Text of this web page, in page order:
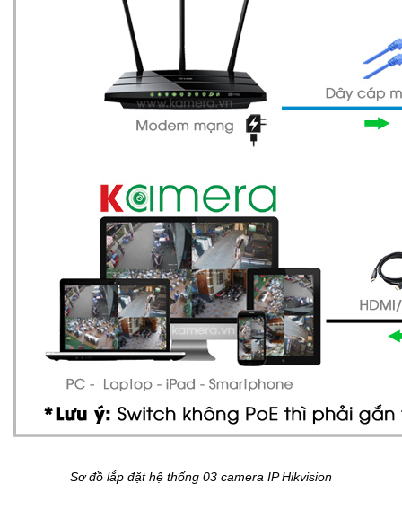
Sơ đồ lắp đặt hệ thống 03 camera IP Hikvision